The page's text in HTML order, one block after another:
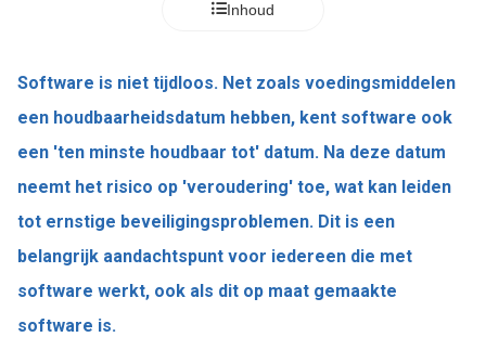
Inhoud
Software is niet tijdloos. Net zoals voedingsmiddelen
een houdbaarheidsdatum hebben, kent software ook
een 'ten minste houdbaar tot' datum. Na deze datum
neemt het risico op 'veroudering' toe, wat kan leiden
tot ernstige beveiligingsproblemen. Dit is een
belangrijk aandachtspunt voor iedereen die met
software werkt, ook als dit op maat gemaakte
software is.